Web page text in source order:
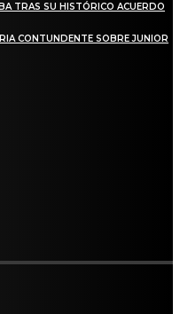
TRAS SU HISTÓRICO ACUERDO
CONTUNDENTE SOBRE JUNIOR